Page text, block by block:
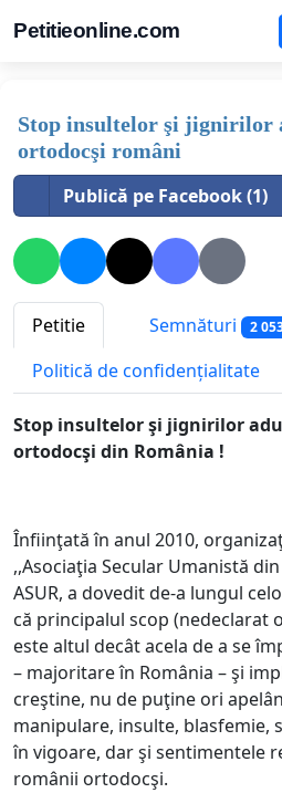
Petitieonline.com
Stop insultelor şi jignirilor
ortodocşi români
Publică pe Facebook (1)
Petitie Semnături 2
Politică de confidențialitate
Stop insultelor şi jignirilor
ortodocşi din România !
Înfiinţată în anul 2010,
,,Asociaţia Secular Umanistă din
ASUR, a dovedit de-a lungul
că principalul scop (nedeclarat
este altul decât acela de a se
– majoritare în România – şi
creştine, nu de puţine ori
manipulare, insulte, blasfemie,
în vigoare, dar şi sentimentele
românii ortodocşi.